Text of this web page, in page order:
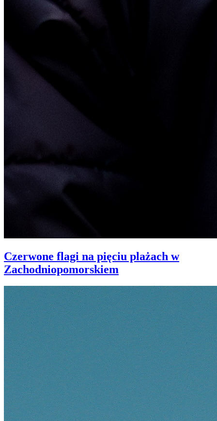
Czerwone flagi na pięciu plażach w
Zachodniopomorskiem